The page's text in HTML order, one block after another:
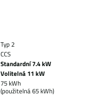
Typ 2
CCS
Standardní 7.4 kW
Volitelná 11 kW
75 kWh
(použitelná 65 kWh)